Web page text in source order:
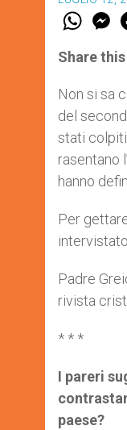
W
t
s
p
p
M
e
s
e
g
e
r
Share
Non si sa
del
stati
rasentano
hanno
Per
Padre
rivista
* * *
I pareri
paese?